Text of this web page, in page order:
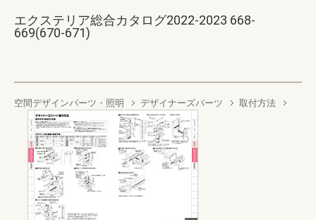
エクステリア総合カタログ2022-2023 668-
669(670-671)
空間デザインパーツ・照明 デザイナーズパーツ 取付方法